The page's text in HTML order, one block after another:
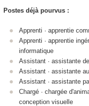
Postes déjà pourvus :
Apprenti · apprentie
Apprenti · apprentie
informatique
Assistant · assistante
Assistant · assistante
Assistant · assistante
Chargé · chargée
conception visuelle